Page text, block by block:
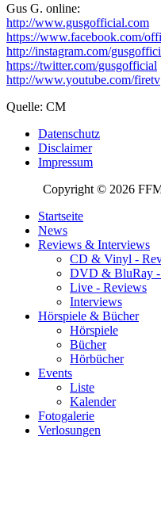
Gus G. online:
http://www.gusgofficial.com
https://www.facebook.com/
http://instagram.com/
https://twitter.com/gusgofficial
http://www.youtube.com/firetv
Quelle: CM
Datenschutz
Disclaimer
Impressum
Copyright © 2026
Startseite
News
Reviews & Interviews
CD & Vinyl -
DVD & BluRay -
Live - Reviews
Interviews
Hörspiele & Bücher
Hörspiele
Bücher
Hörbücher
Events
Liste
Kalender
Fotogalerie
Verlosungen